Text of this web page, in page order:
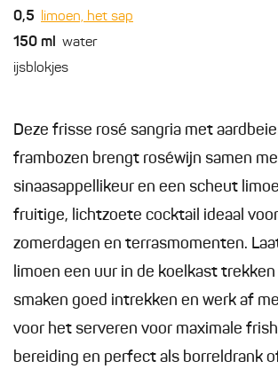
0,5 limoen, het sap
150 ml water
ijsblokjes
Deze frisse rosé sangria met
frambozen brengt roséwijn samen
sinaasappellikeur en een scheut
fruitige, lichtzoete cocktail ideaal
zomerdagen en terrasmomenten.
limoen een uur in de koelkast
smaken goed intrekken en werk af
voor het serveren voor maximale
bereiding en perfect als borreldrank